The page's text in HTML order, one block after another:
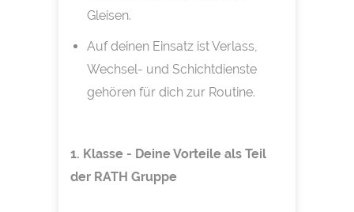
Gleisen.
Auf deinen Einsatz ist Verlass,
Wechsel- und Schichtdienste
gehören für dich zur Routine.
1. Klasse - Deine Vorteile als Teil
der RATH Gruppe